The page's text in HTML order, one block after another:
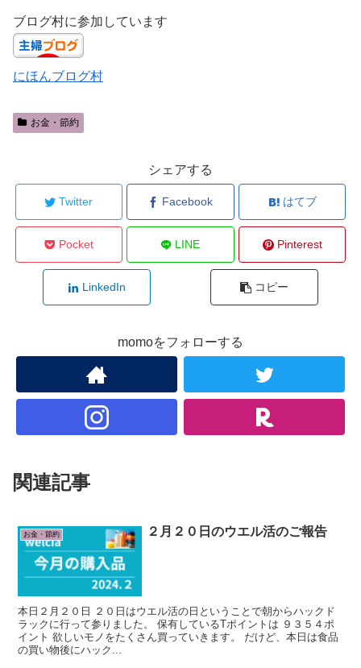
ブログ村に参加しています
にほんブログ村
お金・節約
シェアする
Twitter Facebook はてブ
Pocket LINE Pinterest
LinkedIn コピー
momoをフォローする
関連記事
お金・節約 ２月２０日のウエル活のご報告
本日２月２０日 ２０日はウエル活の日ということで朝からハックド
ラックに行って参りました。 保有しているTポイントは ９３５４ポ
イント 欲しいモノをたくさん買っていきます。 だけど、本日は食品
の買い物後にハック...